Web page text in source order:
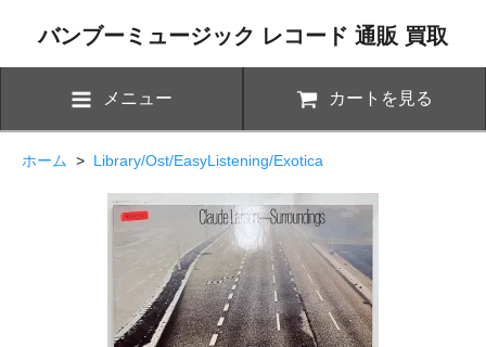
バンブーミュージック レコード 通販 買取
メニュー カートを見る
ホーム > Library/Ost/EasyListening/Exotica